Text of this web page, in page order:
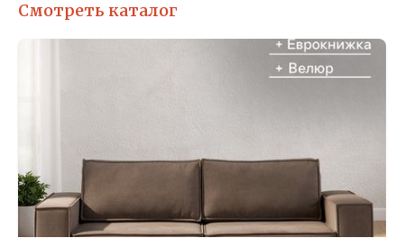
Смотреть каталог